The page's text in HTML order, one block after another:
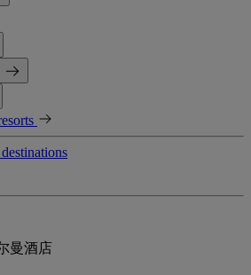
曼酒店